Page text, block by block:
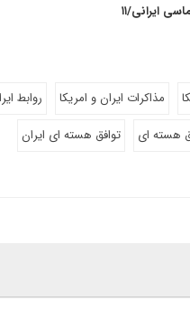
ایرانی/۱۱
مذاکرات ایران و امریکا روابط
هسته ای توافق هسته ای ایران